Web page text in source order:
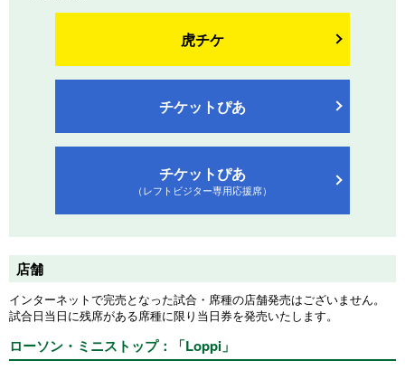
虎チケ
チケットぴあ
チケットぴあ
（レフトビジター専用応援席）
店舗
インターネットで完売となった試合・席種の店舗発売はございません。
試合日当日に残席がある席種に限り当日券を発売いたします。
ローソン・ミニストップ：「Loppi」